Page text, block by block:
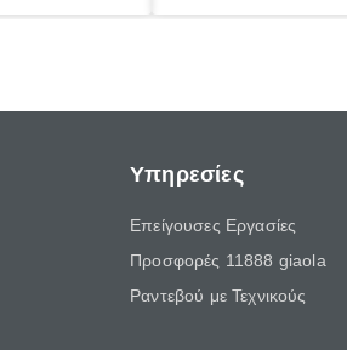
Υπηρεσίες
Επείγουσες Εργασίες
Προσφορές 11888 giaola
Ραντεβού με Τεχνικούς